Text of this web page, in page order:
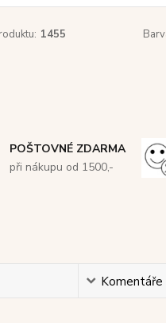
1455
POŠTOVNÉ ZDARMA
při nákupu od 1500,-
Komentáře